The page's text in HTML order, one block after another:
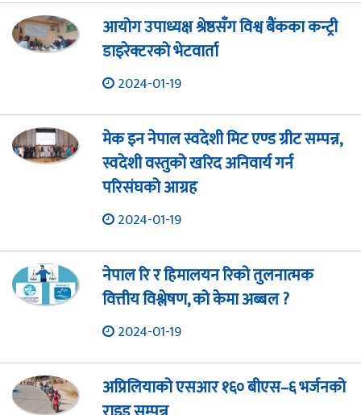
आयोग उपाध्यक्ष श्रेष्ठसँग विश्व बैंकका कन्ट्री
डाइरेक्टरको भेटवार्ता
2024-01-19
मेक इन नेपाल स्वदेशी मिट एण्ड ग्रीट सम्पन्न,
स्वदेशी वस्तुको खरिद अनिवार्य गर्न
परिसंघको आग्रह
2024-01-19
नेपाल रि र हिमालयन रिको तुलनात्मक
वित्तीय विश्लेषण, को केमा अब्बल ?
2024-01-19
अप्रिलियाको एसआर १६० बीएस–६ भर्जनको